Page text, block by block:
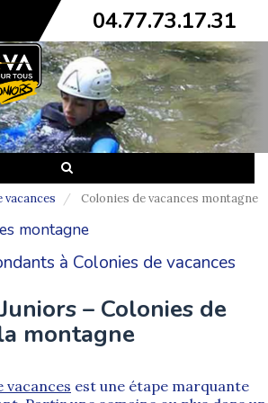
04.77.73.17.31
vacances Colonies de vacances montagne
montagne
à Colonies de vacances
– Colonies de
montagne
vacances est une étape marquante